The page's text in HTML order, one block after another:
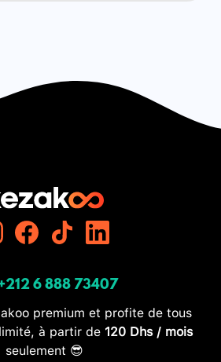
6 888 73407
premium et profite de tous
à partir de 120 Dhs / mois
seulement 😎